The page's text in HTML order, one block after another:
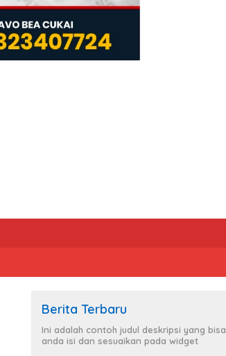
Berita Terbaru
Ini adalah contoh judul deskripsi yang bisa
anda isi dan sesuaikan pada widget